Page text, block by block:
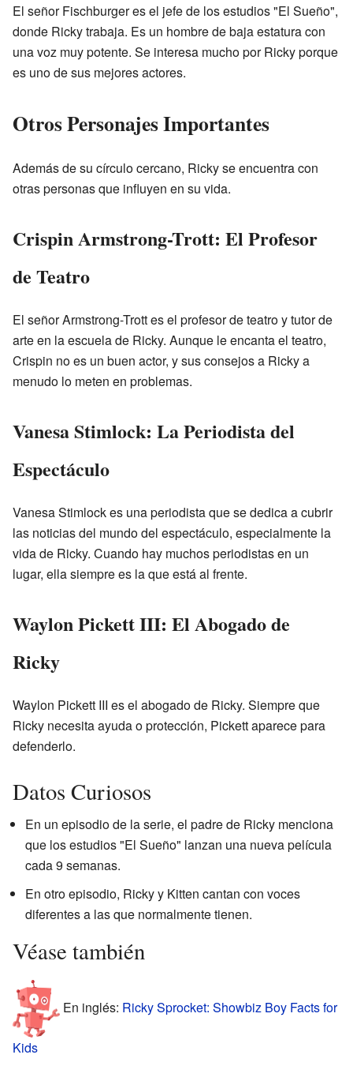
El señor Fischburger es el jefe de los estudios "El Sueño",
donde Ricky trabaja. Es un hombre de baja estatura con
una voz muy potente. Se interesa mucho por Ricky porque
es uno de sus mejores actores.
Otros Personajes Importantes
Además de su círculo cercano, Ricky se encuentra con
otras personas que influyen en su vida.
Crispin Armstrong-Trott: El Profesor
de Teatro
El señor Armstrong-Trott es el profesor de teatro y tutor de
arte en la escuela de Ricky. Aunque le encanta el teatro,
Crispin no es un buen actor, y sus consejos a Ricky a
menudo lo meten en problemas.
Vanesa Stimlock: La Periodista del
Espectáculo
Vanesa Stimlock es una periodista que se dedica a cubrir
las noticias del mundo del espectáculo, especialmente la
vida de Ricky. Cuando hay muchos periodistas en un
lugar, ella siempre es la que está al frente.
Waylon Pickett III: El Abogado de
Ricky
Waylon Pickett III es el abogado de Ricky. Siempre que
Ricky necesita ayuda o protección, Pickett aparece para
defenderlo.
Datos Curiosos
En un episodio de la serie, el padre de Ricky menciona
que los estudios "El Sueño" lanzan una nueva película
cada 9 semanas.
En otro episodio, Ricky y Kitten cantan con voces
diferentes a las que normalmente tienen.
Véase también
En inglés: Ricky Sprocket: Showbiz Boy Facts for
Kids